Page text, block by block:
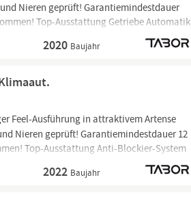
2020 Baujahr
Nieren geprüft! Garantiemindestdauer
Top-Ausstattung Getriebe Automatik
2022 Baujahr
Feel-Ausführung in attraktivem Artense
Nieren geprüft! Garantiemindestdauer 12
Top-Ausstattung Anti-Blockier-System